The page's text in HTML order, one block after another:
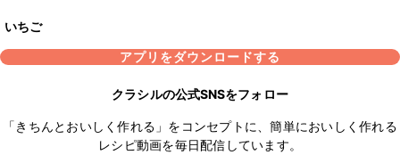
いちご
アプリをダウンロードする
クラシルの公式SNSをフォロー
「きちんとおいしく作れる」をコンセプトに、簡単においしく作れる
レシピ動画を毎日配信しています。